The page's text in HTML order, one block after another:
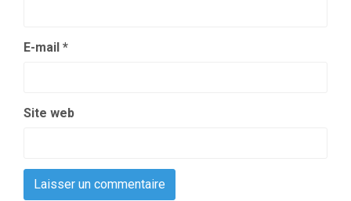
E-mail *
Site web